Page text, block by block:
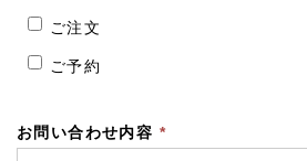
ご注文
ご予約
お問い合わせ内容 *